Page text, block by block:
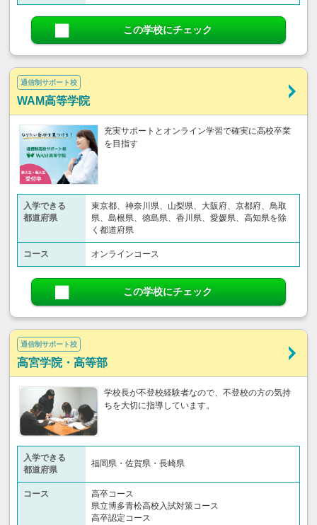
この学校にチェック
通信制サポート校
WAM高等学院
充実サポートとオンライン学習で確実に高校卒業
を目指す
入学できる
都道府県
東京都、神奈川県、山梨県、大阪府、京都府、鳥取
県、島根県、徳島県、香川県、愛媛県、高知県を除
く都道府県
コース オンラインコース
この学校にチェック
通信制サポート校
高宮学院・高等部
学校長が不登校経験者なので、不登校の方の気持
ちを大切に指導しています。
入学できる
都道府県
福岡県・佐賀県・長崎県
コース
高卒コース
県立博多青松高校入試対策コース
高卒認定コース